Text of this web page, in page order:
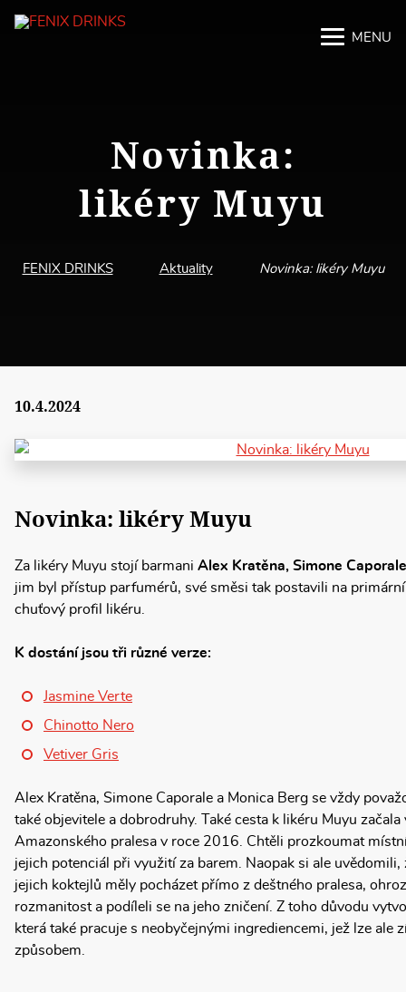
MENU
Novinka:
likéry Muyu
FENIX DRINKS Aktuality Novinka: likéry Muyu
10.4.2024
Novinka: likéry Muyu
Za likéry Muyu stojí barmani Alex Kratěna, Simone
jim byl přístup parfumérů, své směsi tak postavili na
chuťový profil likéru.
K dostání jsou tři různé verze:
Jasmine Verte
Chinotto Nero
Vetiver Gris
Alex Kratěna, Simone Caporale a Monica Berg se vždy
také objevitele a dobrodruhy. Také cesta k likéru Muyu
Amazonského pralesa v roce 2016. Chtěli prozkoumat
jejich potenciál při využití za barem. Naopak si ale
jejich koktejlů měly pocházet přímo z deštného pralesa,
rozmanitost a podíleli se na jeho zničení. Z toho důvodu
která také pracuje s neobyčejnými ingrediencemi, jež lze ale
způsobem.